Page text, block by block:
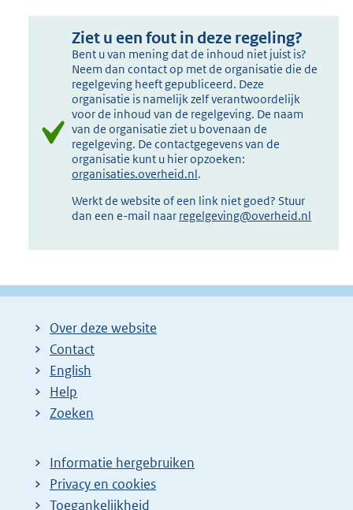
Ziet u een fout in deze regeling?
Bent u van mening dat de inhoud niet juist is?
Neem dan contact op met de organisatie die de
regelgeving heeft gepubliceerd. Deze
organisatie is namelijk zelf verantwoordelijk
voor de inhoud van de regelgeving. De naam
van de organisatie ziet u bovenaan de
regelgeving. De contactgegevens van de
organisatie kunt u hier opzoeken:
organisaties.overheid.nl.
Werkt de website of een link niet goed? Stuur
dan een e-mail naar regelgeving@overheid.nl
Over deze website
Contact
English
Help
Zoeken
Informatie hergebruiken
Privacy en cookies
Toegankelijkheid